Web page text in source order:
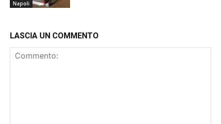
Napoli
LASCIA UN COMMENTO